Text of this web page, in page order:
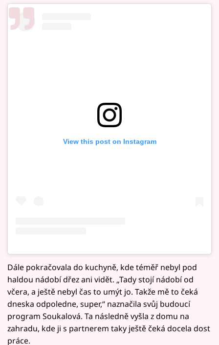
View this post on Instagram
Dále pokračovala do kuchyně, kde téměř nebyl pod
haldou nádobí dřez ani vidět. „Tady stojí nádobí od
včera, a ještě nebyl čas to umýt jo. Takže mě to čeká
dneska odpoledne, super,“ naznačila svůj budoucí
program Soukalová. Ta následně vyšla z domu na
zahradu, kde ji s partnerem taky ještě čeká docela dost
práce.